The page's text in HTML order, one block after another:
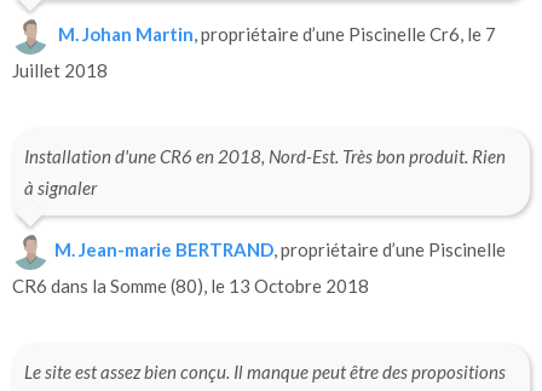
M. Johan Martin, propriétaire d’une Piscinelle Cr6, le 7
Juillet 2018
Installation d'une CR6 en 2018, Nord-Est. Très bon produit. Rien
à signaler
M. Jean-marie BERTRAND, propriétaire d’une Piscinelle
CR6 dans la Somme (80), le 13 Octobre 2018
Le site est assez bien conçu. Il manque peut être des propositions